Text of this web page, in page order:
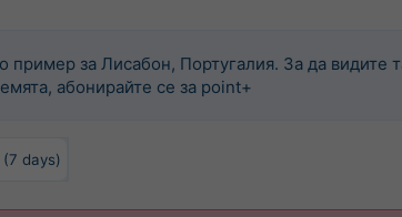
пример за Лисабон, Португалия. За да видите
абонирайте се за point+
days)